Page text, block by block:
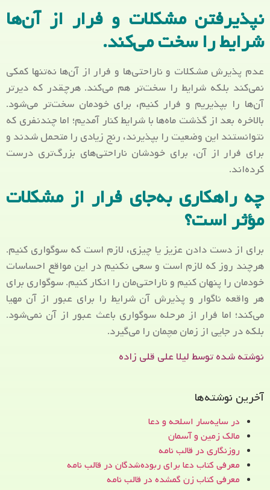
نپذیرفتن مشکلات و فرار از آن‌ها
شرایط را سخت می‌کند.
عدم پذیرش مشکلات و ناراحتی‌ها و فرار از آن‌ها نه‌تنها کمکی
نمی‌کند بلکه شرایط را سخت‌تر هم می‌کند. هرچقدر که دیرتر
آن‌ها را بپذیریم و فرار کنیم، برای خودمان سخت‌تر می‌شود.
بالاخره بعد از گذشت ماه‌ها با شرایط کنار آمدیم؛ اما چندنفری که
نتوانستند این وضعیت را بپذیرند، رنج زیادی را متحمل شدند و
برای فرار از آن، برای خودشان ناراحتی‌های بزرگ‌تری درست
کرده‌اند.
چه راهکاری به‌جای فرار از مشکلات
مؤثر است؟
برای از دست دادن عزیز یا چیزی، لازم است که سوگواری کنیم.
هرچند روز که لازم است و سعی نکنیم در این مواقع احساسات
خودمان را پنهان کنیم و ناراحتی‌مان را انکار کنیم. سوگواری برای
هر واقعه ناگوار و پذیرش آن شرایط را برای عبور از آن مهیا
می‌کند؛ اما فرار از مرحله سوگواری باعث عبور از آن نمی‌شود.
بلکه در جایی از زمان مچمان را می‌گیرد.
نوشته شده توسط لیلا علی قلی زاده
آخرین نوشته‌ها
در سایه‌سار اسلحه و دعا
مالک زمین و آسمان
روزنگاری در قالب نامه
معرفی کتاب دعا برای ربوده‌شدگان در قالب نامه
معرفی کتاب زن‌ گمشده در قالب نامه